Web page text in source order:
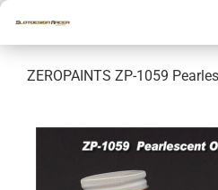
ZEROPAINTS ZP-1059